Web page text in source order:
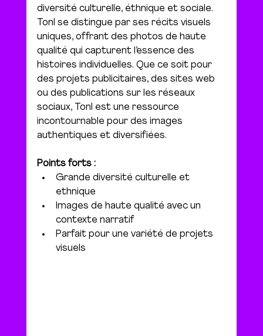
diversité culturelle, éthnique et sociale.
Tonl se distingue par ses récits visuels
uniques, offrant des photos de haute
qualité qui capturent l’essence des
histoires individuelles. Que ce soit pour
des projets publicitaires, des sites web
ou des publications sur les réseaux
sociaux, Tonl est une ressource
incontournable pour des images
authentiques et diversifiées.
Points forts :
Grande diversité culturelle et
ethnique
Images de haute qualité avec un
contexte narratif
Parfait pour une variété de projets
visuels